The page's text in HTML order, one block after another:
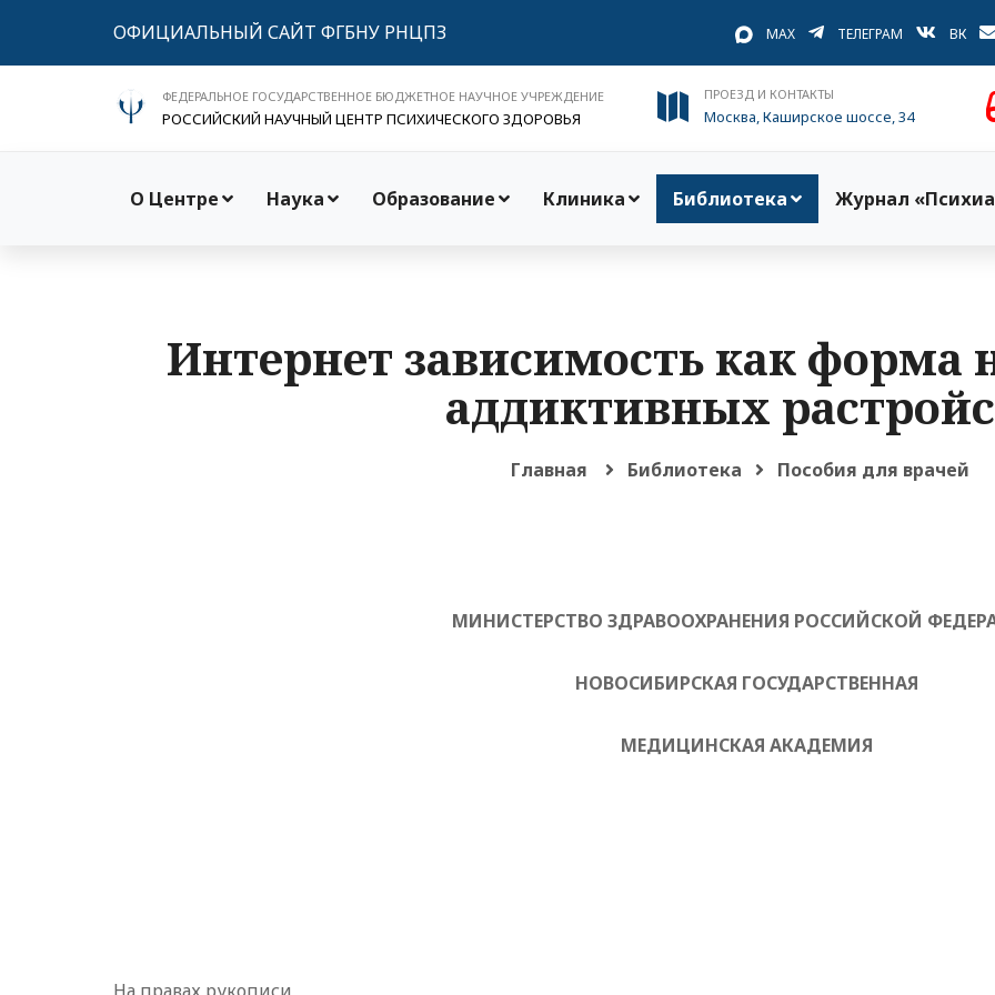
ОФИЦИАЛЬНЫЙ САЙТ ФГБНУ РНЦПЗ MAX ТЕЛЕГРАМ ВК
ФЕДЕРАЛЬНОЕ ГОСУДАРСТВЕННОЕ БЮДЖЕТНОЕ НАУЧНОЕ УЧРЕЖДЕНИЕ
РОССИЙСКИЙ НАУЧНЫЙ ЦЕНТР ПСИХИЧЕСКОГО ЗДОРОВЬЯ
ПРОЕЗД И КОНТАКТЫ
Москва, Каширское шоссе, 34
О Центре Наука Образование Клиника Библиотека Журнал
Интернет зависимость как форма
аддиктивных
Главная Библиотека Пособия для врачей
МИНИСТЕРСТВО ЗДРАВООХРАНЕНИЯ РОССИЙСКОЙ
НОВОСИБИРСКАЯ ГОСУДАРСТВЕННАЯ
МЕДИЦИНСКАЯ АКАДЕМИЯ